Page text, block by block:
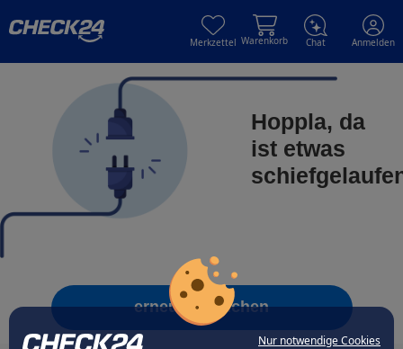
Nur notwendige Cookies
Merkzettel Warenkorb Chat Anmelden
Hoppla, da
ist etwas
erneut versuchen